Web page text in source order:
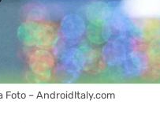
Foto – AndroidItaly.com